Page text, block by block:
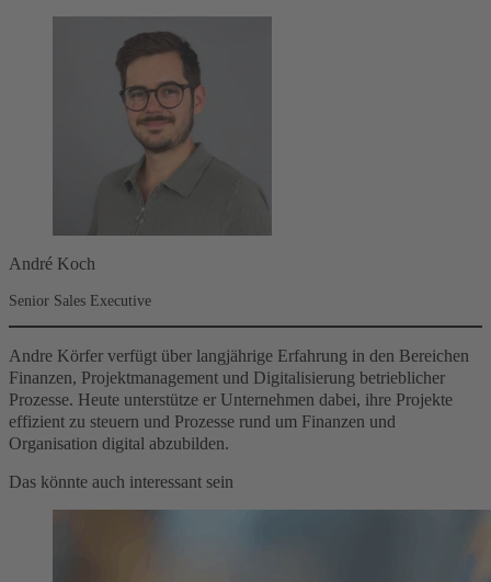
André Koch
Senior Sales Executive
Andre Körfer verfügt über langjährige Erfahrung in den Bereichen
Finanzen, Projektmanagement und Digitalisierung betrieblicher
Prozesse. Heute unterstütze er Unternehmen dabei, ihre Projekte
effizient zu steuern und Prozesse rund um Finanzen und
Organisation digital abzubilden.
Das könnte auch interessant sein